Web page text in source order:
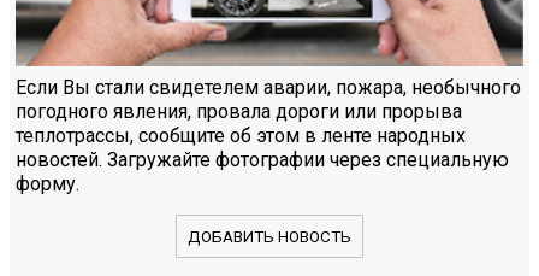
Если Вы стали свидетелем аварии, пожара, необычного
погодного явления, провала дороги или прорыва
теплотрассы, сообщите об этом в ленте народных
новостей. Загружайте фотографии через специальную
форму.
ДОБАВИТЬ НОВОСТЬ